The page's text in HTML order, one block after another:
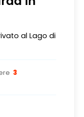
al Lago di
3